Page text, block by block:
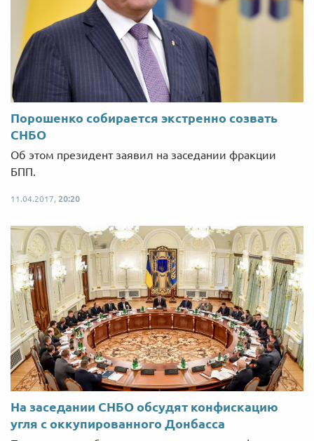
Порошенко собирается экстренно созвать
СНБО
Об этом президент заявил на заседании фракции
БПП.
11.04.2017, 20:20
На заседании СНБО обсудят конфискацию
угля с оккупированного Донбасса